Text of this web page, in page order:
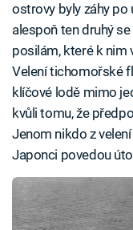
ostrovy byly záhy
alespoň ten druhý
posilám, které k nim
Velení tichomořské
klíčové lodě mimo
kvůli tomu, že
Jenom nikdo z
Japonci povedou